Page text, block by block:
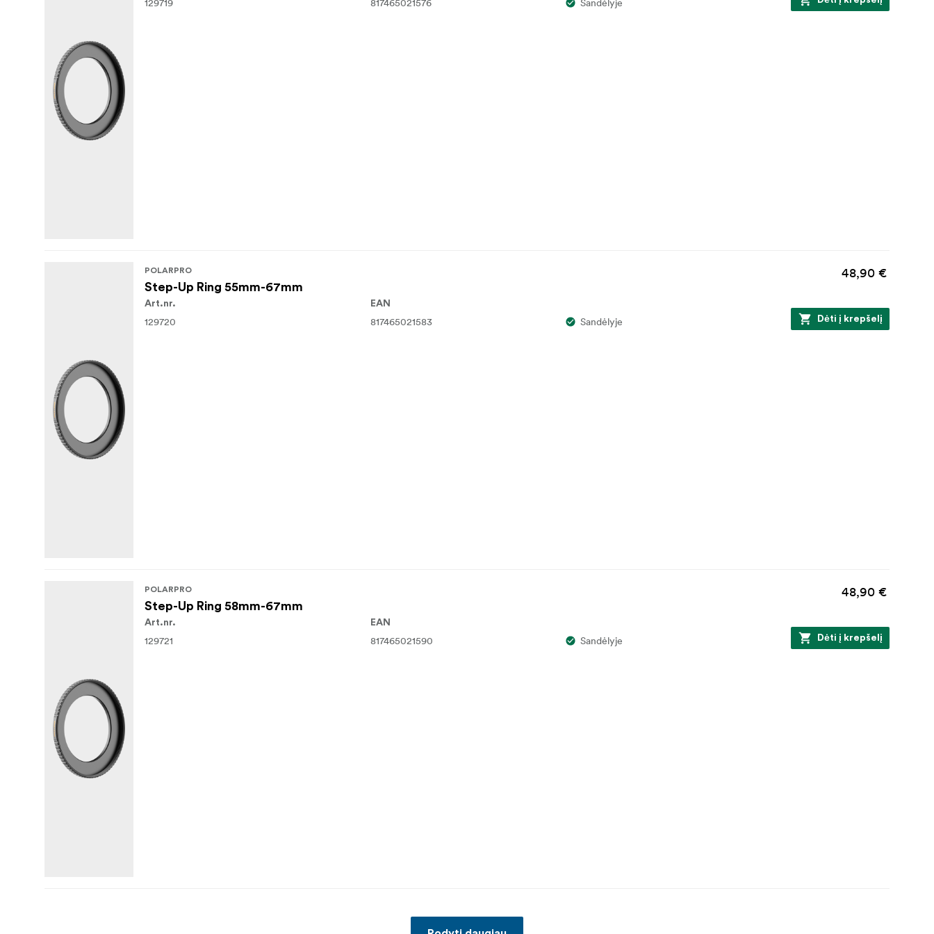
129719 817465021576 Sandėlyje
POLARPRO
Step-Up Ring 55mm-67mm
48,90 €
Art.nr.
129720
EAN
817465021583 Sandėlyje Dėti į krepšelį
POLARPRO
Step-Up Ring 58mm-67mm
48,90 €
Art.nr.
129721
EAN
817465021590 Sandėlyje Dėti į krepšelį